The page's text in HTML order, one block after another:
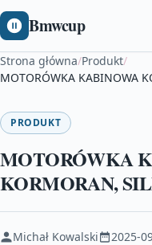
Bmwcup
Strona główna/Produkt/
MOTORÓWKA KABINOWA
PRODUKT
MOTORÓWKA
KORMORAN,
Michał Kowalski 2025-